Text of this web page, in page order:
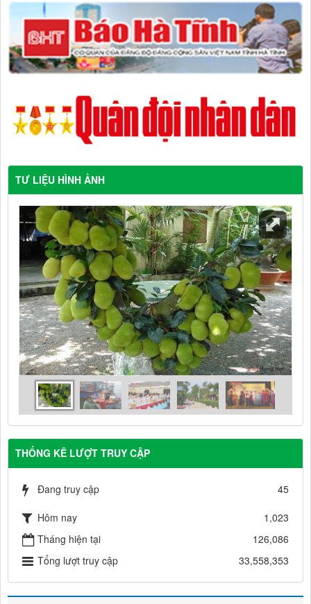
TƯ LIỆU HÌNH ẢNH
THỐNG KÊ LƯỢT TRUY CẬP
Đang truy cập 45
Hôm nay
1,023
Tháng hiện tại
126,086
Tổng lượt truy cập
33,558,353